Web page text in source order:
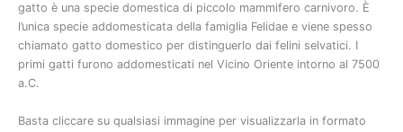
gatto è una specie domestica di piccolo mammifero carnivoro. È
l’unica specie addomesticata della famiglia Felidae e viene spesso
chiamato gatto domestico per distinguerlo dai felini selvatici. I
primi gatti furono addomesticati nel Vicino Oriente intorno al 7500
a.C.
Basta cliccare su qualsiasi immagine per visualizzarla in formato